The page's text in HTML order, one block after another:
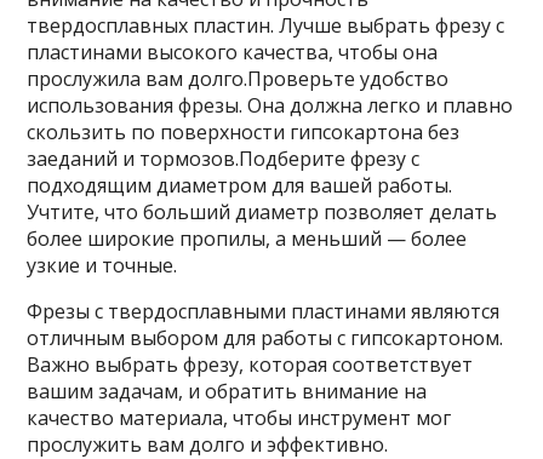
твердосплавных пластин. Лучше выбрать фрезу с
пластинами высокого качества, чтобы она
прослужила вам долго.Проверьте удобство
использования фрезы. Она должна легко и плавно
скользить по поверхности гипсокартона без
заеданий и тормозов.Подберите фрезу с
подходящим диаметром для вашей работы.
Учтите, что больший диаметр позволяет делать
более широкие пропилы, а меньший — более
узкие и точные.
Фрезы с твердосплавными пластинами являются
отличным выбором для работы с гипсокартоном.
Важно выбрать фрезу, которая соответствует
вашим задачам, и обратить внимание на
качество материала, чтобы инструмент мог
прослужить вам долго и эффективно.